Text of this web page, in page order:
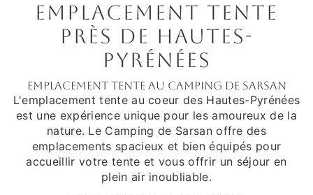
Emplacement tente
près de Hautes-
Pyrénées
Emplacement tente au camping de Sarsan
L'emplacement tente au coeur des Hautes-Pyrénées
est une expérience unique pour les amoureux de la
nature. Le Camping de Sarsan offre des
emplacements spacieux et bien équipés pour
accueillir votre tente et vous offrir un séjour en
plein air inoubliable.